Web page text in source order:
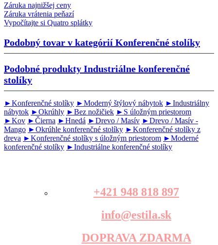
Záruka najnižšej ceny
Záruka vrátenia peňazí
Vypočítajte si Quatro splátky
Podobný tovar v kategórií Konferenčné stolíky
Podobné produkty Industriálne konferenčné
stolíky
►Konferenčné stolíky ►Moderný štýlový nábytok ►Industriálny
nábytok ►Okrúhly ►Bez nožičiek ►S úložným priestorom
►Kov ►Čierna ►Hnedá ►Drevo / Masív ►Drevo / Masív -
Mango ►Okrúhle konferenčné stolíky ►Konferenčné stolíky z
dreva ►Konferenčné stolíky s úložným priestorom ►Moderné
konferenčné stolíky ►Industriálne konferenčné stolíky
+421 948 818 897
info@estila.sk
DOPRAVA ZDARMA